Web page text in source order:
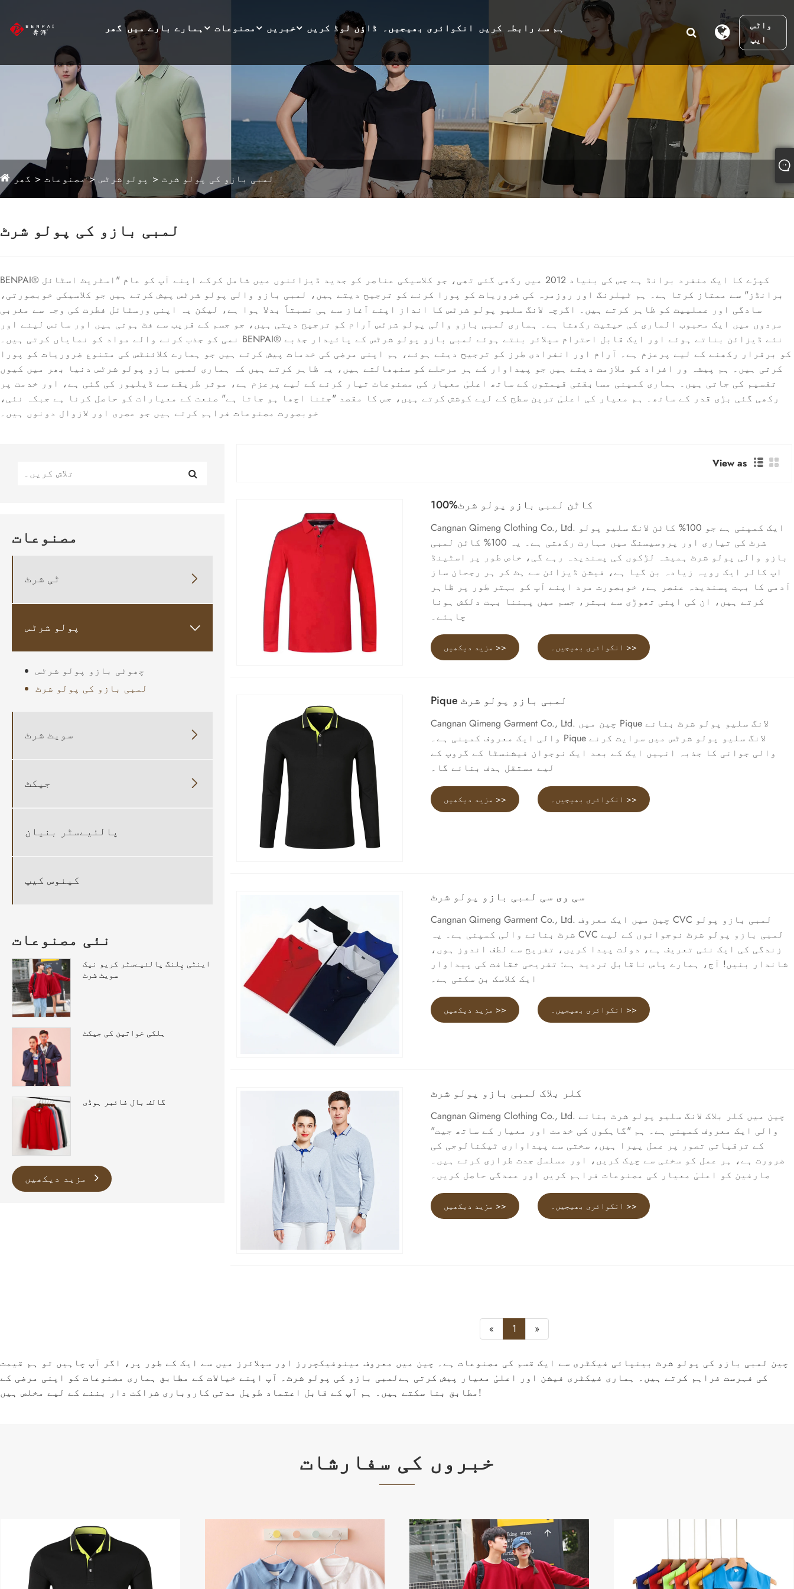
واٹس
ایپ
گھر ہمارے بارے میں مصنوعات خبریں ڈاؤن لوڈ کریں انکوائری بھیجیں۔ ہم سے رابطہ کریں
گھر مصنوعات پولو شرٹس لمبی بازو کی پولو شرٹ
لمبی بازو کی پولو شرٹ
BENPAI® کپڑے کا ایک منفرد برانڈ ہے جس کی بنیاد 2012 میں رکھی گئی تھی، جو کلاسیکی عناصر کو جدید ڈیزائنوں میں شامل کرکے اپنے آپ کو عام "اسٹریٹ اسٹائل
برانڈز" سے ممتاز کرتا ہے۔ ہم ٹیلرنگ اور روزمرہ کی ضروریات کو پورا کرنے کو ترجیح دیتے ہیں، لمبی بازو والی پولو شرٹس پیش کرتے ہیں جو کلاسیکی خوبصورتی،
سادگی اور عملییت کو ظاہر کرتے ہیں۔ اگرچہ لانگ سلیو پولو شرٹس کا انداز اپنے آغاز سے ہی نسبتاً بدلا ہوا ہے، لیکن یہ اپنی ورسٹائل فطرت کی وجہ سے مغربی
مردوں میں ایک محبوب الماری کی حیثیت رکھتا ہے۔ ہماری لمبی بازو والی پولو شرٹس آرام کو ترجیح دیتی ہیں، جو جسم کے قریب سے فٹ ہوتی ہیں اور سانس لینے اور
نمی کو جذب کرنے والے مواد کو نمایاں کرتی ہیں۔ BENPAI® نئے ڈیزائن بناتے ہوئے اور ایک قابل احترام سپلائر بنتے ہوئے لمبی بازو پولو شرٹس کے پائیدار جذبے
کو برقرار رکھنے کے لیے پرعزم ہے۔ آرام اور انفرادی طرز کو ترجیح دیتے ہوئے، ہم اپنی مرضی کی خدمات پیش کرتے ہیں جو ہمارے کلائنٹس کی متنوع ضروریات کو پورا
کرتی ہیں۔ ہم پیشہ ور افراد کو ملازمت دیتے ہیں جو پیداوار کے ہر مرحلے کو سنبھالتے ہیں، یہ ظاہر کرتے ہیں کہ ہماری لمبی بازو پولو شرٹس دنیا بھر میں کیوں
تقسیم کی جاتی ہیں۔ ہماری کمپنی مسابقتی قیمتوں کے ساتھ اعلیٰ معیار کی مصنوعات تیار کرنے کے لیے پرعزم ہے، موثر طریقے سے ڈیلیور کی گئی ہے، اور خدمت پر
رکھی گئی بڑی قدر کے ساتھ۔ ہم معیار کی اعلیٰ ترین سطح کے لیے کوشش کرتے ہیں، جس کا مقصد "جتنا اچھا ہو جاتا ہے" صنعت کے معیارات کو حاصل کرنا ہے جبکہ نئی،
خوبصورت مصنوعات فراہم کرتے ہیں جو عصری اور لازوال دونوں ہیں۔
مصنوعات
ٹی شرٹ 
پولو شرٹس 
چھوٹی بازو پولو شرٹس
لمبی بازو کی پولو شرٹ
سویٹ شرٹ 
جیکٹ 
پالئیےسٹر بنیان
کینوس کیپ
نئی مصنوعات
اینٹی پِلنگ پالئیےسٹر کریو نیک
سویٹ شرٹ
ہلکی خواتین کی جیکٹ
گالف بال فائبر ہوڈی
View as
100%کاٹن لمبی بازو پولو شرٹ
Cangnan Qimeng Clothing Co., Ltd. ایک کمپنی ہے جو 100% کاٹن لانگ سلیو پولو
شرٹ کی تیاری اور پروسیسنگ میں مہارت رکھتی ہے۔ یہ 100% کاٹن لمبی
بازو والی پولو شرٹ ہمیشہ لڑکوں کی پسندیدہ رہے گی، خاص طور پر اسٹینڈ
اپ کالر ایک رویہ زیادہ بن گیا ہے، فیشن ڈیزائن سے ہٹ کر ہر رجحان ساز
آدمی کا بہت پسندیدہ عنصر ہے، خوبصورت مرد اپنے آپ کو بہتر طور پر ظاہر
کرتے ہیں، ان کی اپنی تھوڑی سے بہتر، جسم میں پہننا بہت دلکش ہونا
چاہئے۔
مزید دیکھیں >> انکوائری بھیجیں۔ >>
Pique لمبی بازو پولو شرٹ
Cangnan Qimeng Garment Co., Ltd. چین میں Pique لانگ سلیو پولو شرٹ بنانے
والی ایک معروف کمپنی ہے۔ Pique لانگ سلیو پولو شرٹس میں سرایت کرنے
والی جوانی کا جذبہ انہیں ایک کے بعد ایک نوجوان فیشنسٹا کے گروپ کے
لیے مستقل ہدف بنائے گا۔
مزید دیکھیں >> انکوائری بھیجیں۔ >>
سی وی سی لمبی بازو پولو شرٹ
Cangnan Qimeng Garment Co., Ltd. چین میں ایک معروف CVC لمبی بازو پولو
شرٹ بنانے والی کمپنی ہے۔ یہ CVC لمبی بازو پولو شرٹ نوجوانوں کے لیے
زندگی کی ایک نئی تعریف ہے، دولت پیدا کریں، تفریح ​​سے لطف اندوز ہوں،
شاندار بنیں! آج، ہمارے پاس ناقابل تردید ہے: تفریحی ثقافت کی پیداوار
ایک کلاسک بن سکتی ہے۔
مزید دیکھیں >> انکوائری بھیجیں۔ >>
کلر بلاک لمبی بازو پولو شرٹ
Cangnan Qimeng Clothing Co., Ltd. چین میں کلر بلاک لانگ سلیو پولو شرٹ بنانے
والی ایک معروف کمپنی ہے۔ ہم "گاہکوں کی خدمت اور معیار کے ساتھ جیت"
کے ترقیاتی تصور پر عمل پیرا ہیں، سختی سے پیداواری ٹیکنالوجی کی
ضرورت ہے، ہر عمل کو سختی سے چیک کریں، اور مسلسل جدت طرازی کرتے ہیں۔
صارفین کو اعلیٰ معیار کی مصنوعات فراہم کریں اور عمدگی حاصل کریں۔
مزید دیکھیں >> انکوائری بھیجیں۔ >>
« 1 »
چین لمبی بازو کی پولو شرٹ بینپائی فیکٹری سے ایک قسم کی مصنوعات ہے۔ چین میں معروف مینوفیکچررز اور سپلائرز میں سے ایک کے طور پر، اگر آپ چاہیں تو ہم قیمت
کی فہرست فراہم کرتے ہیں۔ ہماری فیکٹری فیشن اور اعلیٰ معیار پیش کرتی ہےلمبی بازو کی پولو شرٹ۔ آپ اپنے خیالات کے مطابق ہماری مصنوعات کو اپنی مرضی کے
مطابق بنا سکتے ہیں۔ ہم آپ کے قابل اعتماد طویل مدتی کاروباری شراکت دار بننے کے لیے مخلص ہیں!
خبروں کی سفارشات